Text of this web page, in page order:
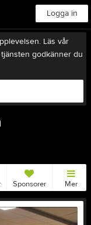
Logga in
Läs vår
godkänner du
Sponsorer Mer